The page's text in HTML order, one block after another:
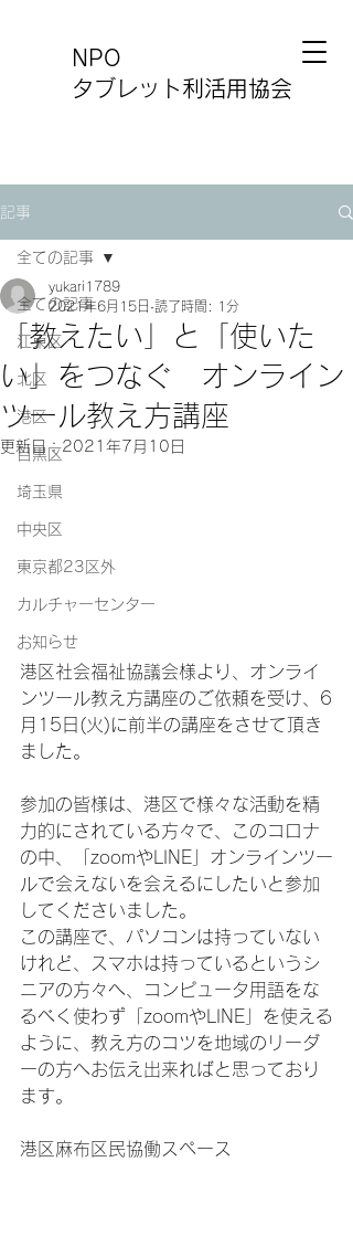
NPO
タブレット利活用協会
記事
全ての記事
江東区
北区
港区
目黒区
埼玉県
中央区
東京都23区外
カルチャーセンター
お知らせ
全ての記事
「教えたい」と「使いた
い」をつなぐ オンライン
ツール教え方講座
yukari1789
2021年6月15日 読了時間: 1分
更新日：2021年7月10日
港区社会福祉協議会様より、オンライ
ンツール教え方講座のご依頼を受け、6
月15日(火)に前半の講座をさせて頂き
ました。
参加の皆様は、港区で様々な活動を精
力的にされている方々で、このコロナ
の中、「zoomやLINE」オンラインツー
ルで会えないを会えるにしたいと参加
してくださいました。
この講座で、パソコンは持っていない
けれど、スマホは持っているというシ
ニアの方々へ、コンピュータ用語をな
るべく使わず「zoomやLINE」を使える
ように、教え方のコツを地域のリーダ
ーの方へお伝え出来ればと思っており
ます。
港区麻布区民協働スペース